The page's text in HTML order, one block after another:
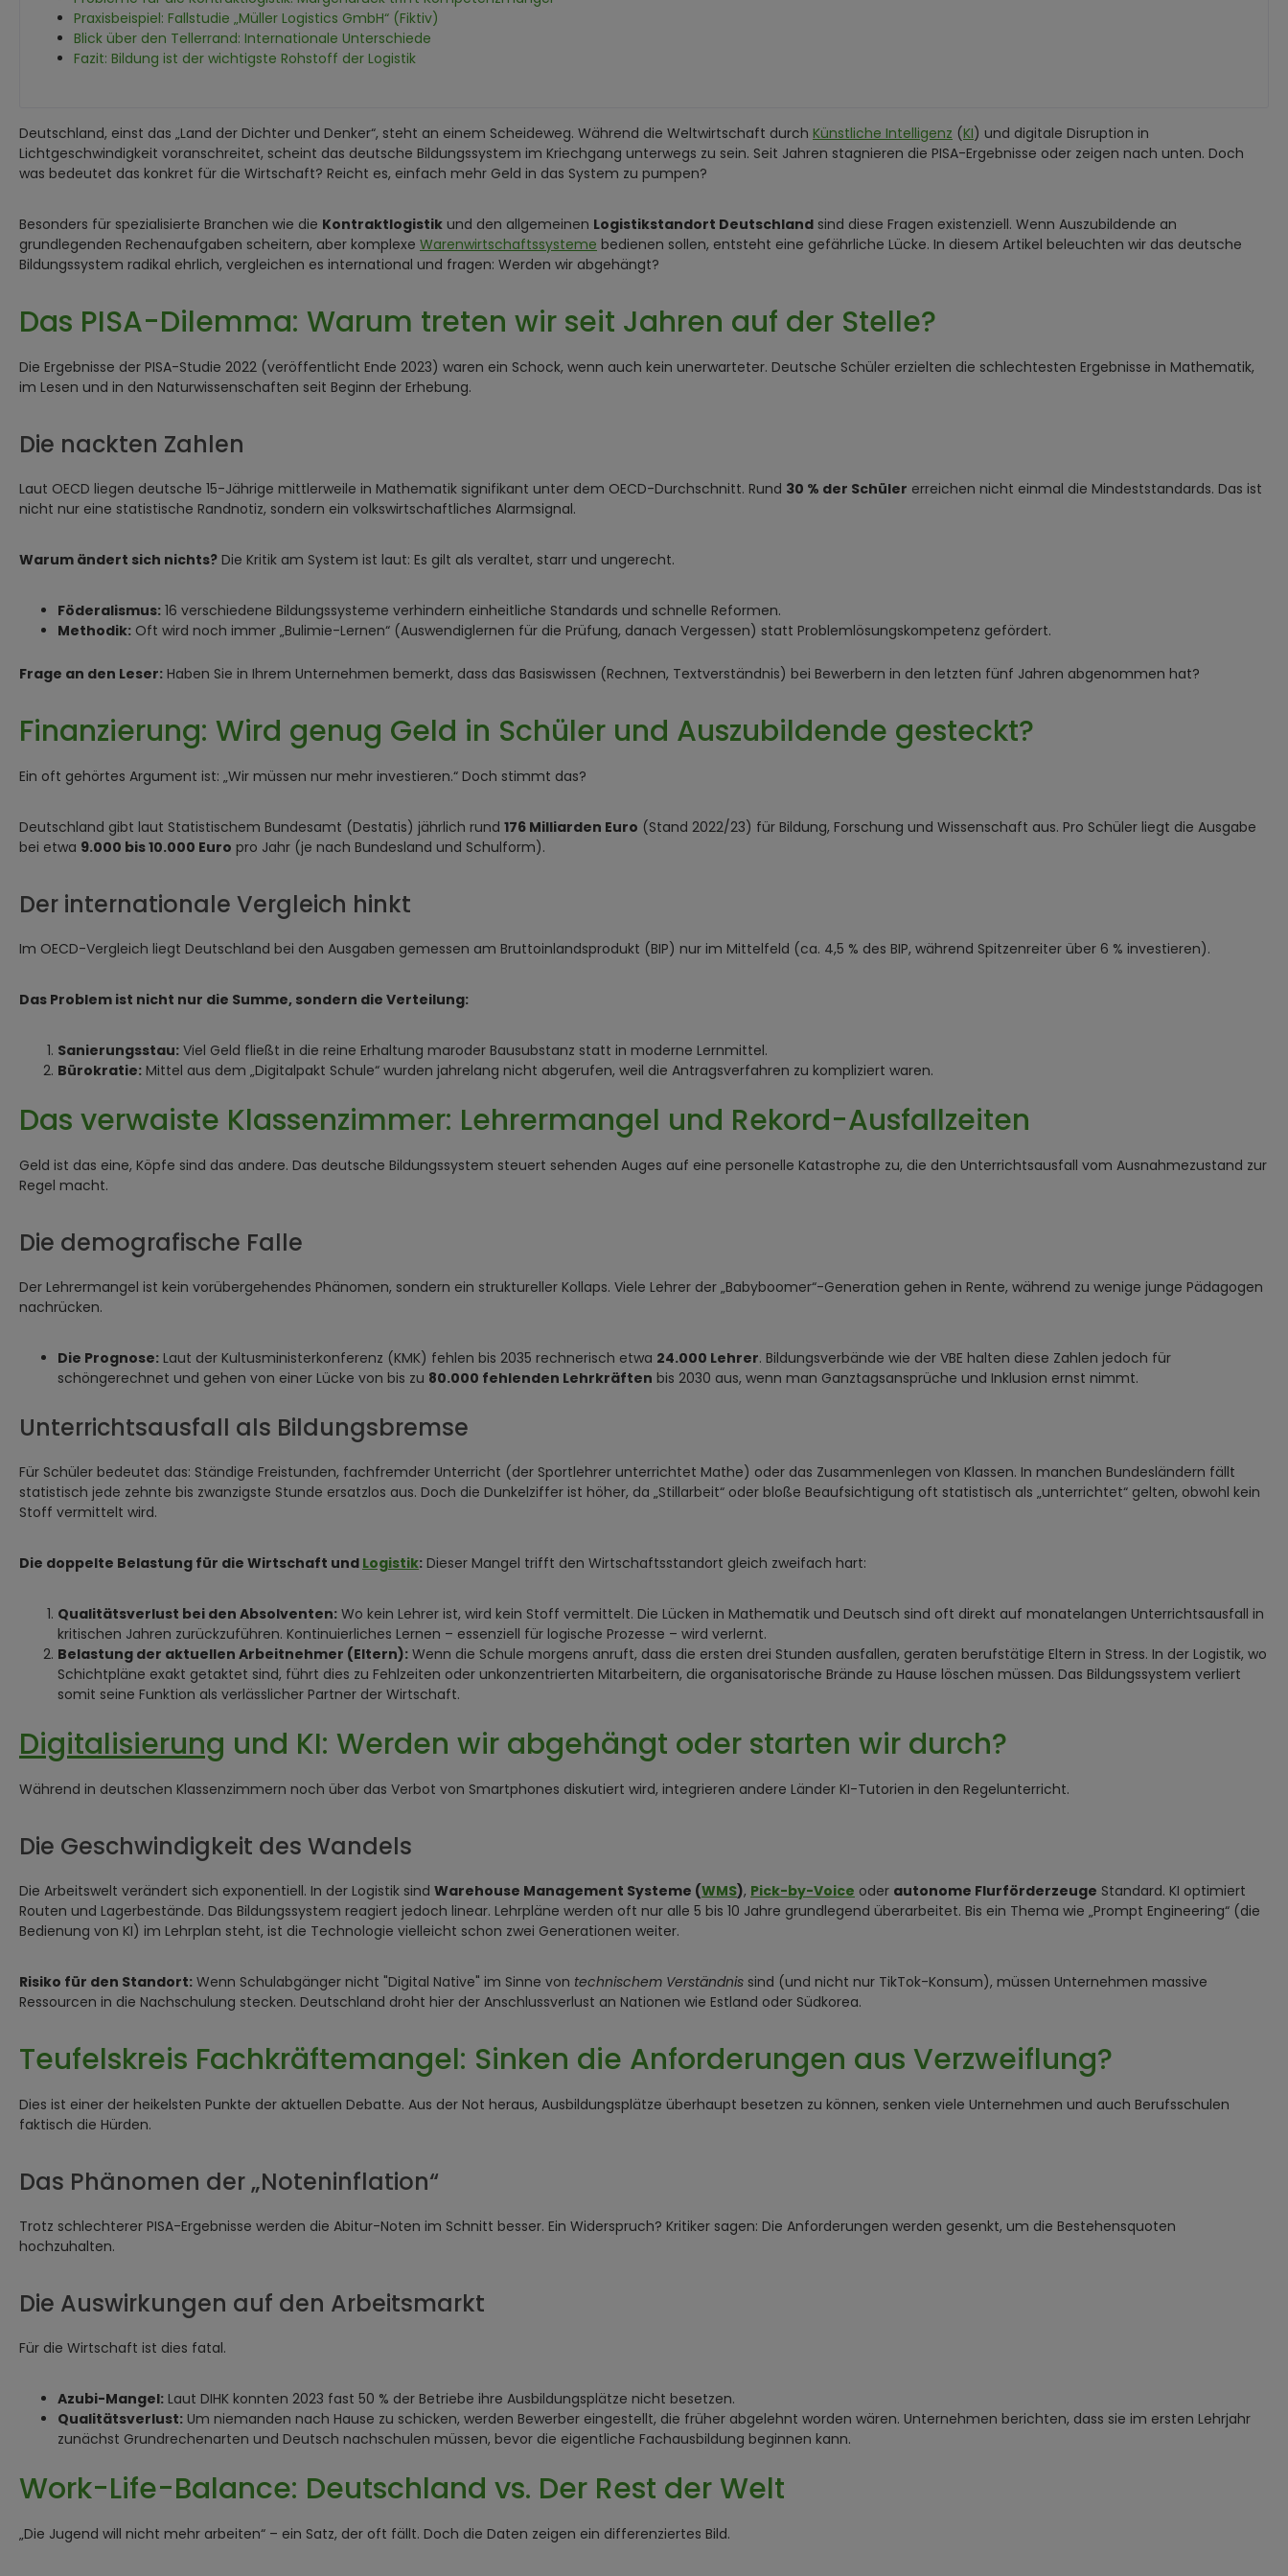
Praxisbeispiel: Fallstudie „Müller Logistics GmbH“ (Fiktiv)
Blick über den Tellerrand: Internationale Unterschiede
Fazit: Bildung ist der wichtigste Rohstoff der Logistik
Deutschland, einst das „Land der Dichter und Denker“, steht an einem Scheideweg. Während die Weltwirtschaft durch Künstliche Intelligenz (KI) und digitale Disruption in
Lichtgeschwindigkeit voranschreitet, scheint das deutsche Bildungssystem im Kriechgang unterwegs zu sein. Seit Jahren stagnieren die PISA-Ergebnisse oder zeigen nach unten. Doch
was bedeutet das konkret für die Wirtschaft? Reicht es, einfach mehr Geld in das System zu pumpen?
Besonders für spezialisierte Branchen wie die Kontraktlogistik und den allgemeinen Logistikstandort Deutschland sind diese Fragen existenziell. Wenn Auszubildende an
grundlegenden Rechenaufgaben scheitern, aber komplexe Warenwirtschaftssysteme bedienen sollen, entsteht eine gefährliche Lücke. In diesem Artikel beleuchten wir das deutsche
Bildungssystem radikal ehrlich, vergleichen es international und fragen: Werden wir abgehängt?
Das PISA-Dilemma: Warum treten wir seit Jahren auf der Stelle?
Die Ergebnisse der PISA-Studie 2022 (veröffentlicht Ende 2023) waren ein Schock, wenn auch kein unerwarteter. Deutsche Schüler erzielten die schlechtesten Ergebnisse in Mathematik,
im Lesen und in den Naturwissenschaften seit Beginn der Erhebung.
Die nackten Zahlen
Laut OECD liegen deutsche 15-Jährige mittlerweile in Mathematik signifikant unter dem OECD-Durchschnitt. Rund 30 % der Schüler erreichen nicht einmal die Mindeststandards. Das ist
nicht nur eine statistische Randnotiz, sondern ein volkswirtschaftliches Alarmsignal.
Warum ändert sich nichts? Die Kritik am System ist laut: Es gilt als veraltet, starr und ungerecht.
Föderalismus: 16 verschiedene Bildungssysteme verhindern einheitliche Standards und schnelle Reformen.
Methodik: Oft wird noch immer „Bulimie-Lernen“ (Auswendiglernen für die Prüfung, danach Vergessen) statt Problemlösungskompetenz gefördert.
Frage an den Leser: Haben Sie in Ihrem Unternehmen bemerkt, dass das Basiswissen (Rechnen, Textverständnis) bei Bewerbern in den letzten fünf Jahren abgenommen hat?
Finanzierung: Wird genug Geld in Schüler und Auszubildende gesteckt?
Ein oft gehörtes Argument ist: „Wir müssen nur mehr investieren.“ Doch stimmt das?
Deutschland gibt laut Statistischem Bundesamt (Destatis) jährlich rund 176 Milliarden Euro (Stand 2022/23) für Bildung, Forschung und Wissenschaft aus. Pro Schüler liegt die Ausgabe
bei etwa 9.000 bis 10.000 Euro pro Jahr (je nach Bundesland und Schulform).
Der internationale Vergleich hinkt
Im OECD-Vergleich liegt Deutschland bei den Ausgaben gemessen am Bruttoinlandsprodukt (BIP) nur im Mittelfeld (ca. 4,5 % des BIP, während Spitzenreiter über 6 % investieren).
Das Problem ist nicht nur die Summe, sondern die Verteilung:
Sanierungsstau: Viel Geld fließt in die reine Erhaltung maroder Bausubstanz statt in moderne Lernmittel.
Bürokratie: Mittel aus dem „Digitalpakt Schule“ wurden jahrelang nicht abgerufen, weil die Antragsverfahren zu kompliziert waren.
Das verwaiste Klassenzimmer: Lehrermangel und Rekord-Ausfallzeiten
Geld ist das eine, Köpfe sind das andere. Das deutsche Bildungssystem steuert sehenden Auges auf eine personelle Katastrophe zu, die den Unterrichtsausfall vom Ausnahmezustand zur
Regel macht.
Die demografische Falle
Der Lehrermangel ist kein vorübergehendes Phänomen, sondern ein struktureller Kollaps. Viele Lehrer der „Babyboomer“-Generation gehen in Rente, während zu wenige junge Pädagogen
nachrücken.
Die Prognose: Laut der Kultusministerkonferenz (KMK) fehlen bis 2035 rechnerisch etwa 24.000 Lehrer. Bildungsverbände wie der VBE halten diese Zahlen jedoch für
schöngerechnet und gehen von einer Lücke von bis zu 80.000 fehlenden Lehrkräften bis 2030 aus, wenn man Ganztagsansprüche und Inklusion ernst nimmt.
Unterrichtsausfall als Bildungsbremse
Für Schüler bedeutet das: Ständige Freistunden, fachfremder Unterricht (der Sportlehrer unterrichtet Mathe) oder das Zusammenlegen von Klassen. In manchen Bundesländern fällt
statistisch jede zehnte bis zwanzigste Stunde ersatzlos aus. Doch die Dunkelziffer ist höher, da „Stillarbeit“ oder bloße Beaufsichtigung oft statistisch als „unterrichtet“ gelten, obwohl kein
Stoff vermittelt wird.
Die doppelte Belastung für die Wirtschaft und Logistik: Dieser Mangel trifft den Wirtschaftsstandort gleich zweifach hart:
Qualitätsverlust bei den Absolventen: Wo kein Lehrer ist, wird kein Stoff vermittelt. Die Lücken in Mathematik und Deutsch sind oft direkt auf monatelangen Unterrichtsausfall in
kritischen Jahren zurückzuführen. Kontinuierliches Lernen – essenziell für logische Prozesse – wird verlernt.
Belastung der aktuellen Arbeitnehmer (Eltern): Wenn die Schule morgens anruft, dass die ersten drei Stunden ausfallen, geraten berufstätige Eltern in Stress. In der Logistik, wo
Schichtpläne exakt getaktet sind, führt dies zu Fehlzeiten oder unkonzentrierten Mitarbeitern, die organisatorische Brände zu Hause löschen müssen. Das Bildungssystem verliert
somit seine Funktion als verlässlicher Partner der Wirtschaft.
Digitalisierung und KI: Werden wir abgehängt oder starten wir durch?
Während in deutschen Klassenzimmern noch über das Verbot von Smartphones diskutiert wird, integrieren andere Länder KI-Tutorien in den Regelunterricht.
Die Geschwindigkeit des Wandels
Die Arbeitswelt verändert sich exponentiell. In der Logistik sind Warehouse Management Systeme (WMS), Pick-by-Voice oder autonome Flurförderzeuge Standard. KI optimiert
Routen und Lagerbestände. Das Bildungssystem reagiert jedoch linear. Lehrpläne werden oft nur alle 5 bis 10 Jahre grundlegend überarbeitet. Bis ein Thema wie „Prompt Engineering“ (die
Bedienung von KI) im Lehrplan steht, ist die Technologie vielleicht schon zwei Generationen weiter.
Risiko für den Standort: Wenn Schulabgänger nicht "Digital Native" im Sinne von technischem Verständnis sind (und nicht nur TikTok-Konsum), müssen Unternehmen massive
Ressourcen in die Nachschulung stecken. Deutschland droht hier der Anschlussverlust an Nationen wie Estland oder Südkorea.
Teufelskreis Fachkräftemangel: Sinken die Anforderungen aus Verzweiflung?
Dies ist einer der heikelsten Punkte der aktuellen Debatte. Aus der Not heraus, Ausbildungsplätze überhaupt besetzen zu können, senken viele Unternehmen und auch Berufsschulen
faktisch die Hürden.
Das Phänomen der „Noteninflation“
Trotz schlechterer PISA-Ergebnisse werden die Abitur-Noten im Schnitt besser. Ein Widerspruch? Kritiker sagen: Die Anforderungen werden gesenkt, um die Bestehensquoten
hochzuhalten.
Die Auswirkungen auf den Arbeitsmarkt
Für die Wirtschaft ist dies fatal.
Azubi-Mangel: Laut DIHK konnten 2023 fast 50 % der Betriebe ihre Ausbildungsplätze nicht besetzen.
Qualitätsverlust: Um niemanden nach Hause zu schicken, werden Bewerber eingestellt, die früher abgelehnt worden wären. Unternehmen berichten, dass sie im ersten Lehrjahr
zunächst Grundrechenarten und Deutsch nachschulen müssen, bevor die eigentliche Fachausbildung beginnen kann.
Work-Life-Balance: Deutschland vs. Der Rest der Welt
„Die Jugend will nicht mehr arbeiten“ – ein Satz, der oft fällt. Doch die Daten zeigen ein differenziertes Bild.